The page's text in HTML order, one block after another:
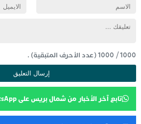
1000
/
1000(عدد الأحرف المتبقية) .
تابع آخر الأخبار من شمال بريس على WhatsApp